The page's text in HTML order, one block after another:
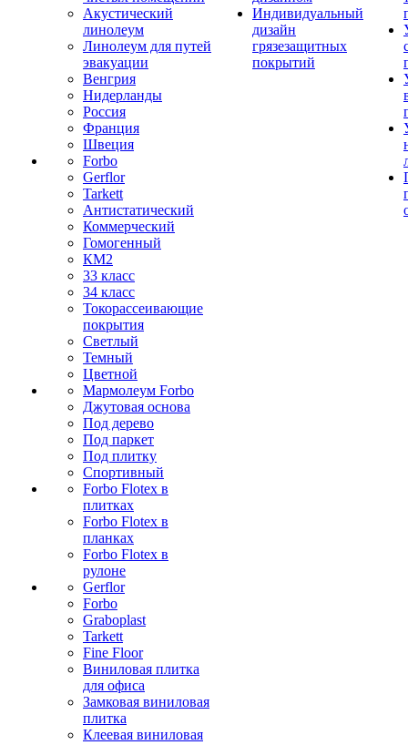
Акустический
линолеум
Линолеум для путей
эвакуации
Венгрия
Нидерланды
Россия
Франция
Швеция
Forbo
Gerflor
Tarkett
Антистатический
Коммерческий
Гомогенный
КМ2
33 класс
34 класс
Токорассеивающие
покрытия
Светлый
Темный
Цветной
Мармолеум Forbo
Джутовая основа
Под дерево
Под паркет
Под плитку
Спортивный
Forbo Flotex в
плитках
Forbo Flotex в
планках
Forbo Flotex в
рулоне
Gerflor
Forbo
Graboplast
Tarkett
Fine Floor
Виниловая плитка
для офиса
Замковая виниловая
плитка
Клеевая виниловая
Индивидуальный
дизайн
грязезащитных
покрытий